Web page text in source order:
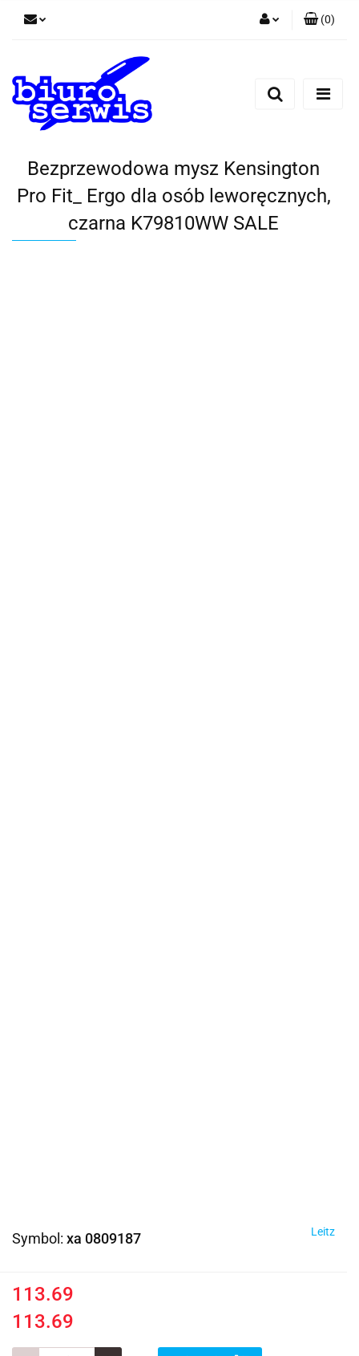
Zarejestruj się
(0)
Bezprzewodowa mysz Kensington
Pro Fit_ Ergo dla osób leworęcznych,
czarna K79810WW SALE
Symbol: xa 0809187 Leitz
113.69
113.69